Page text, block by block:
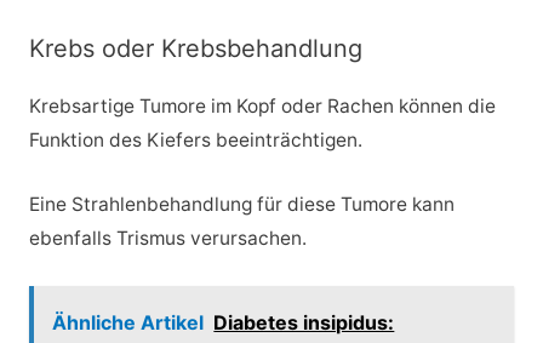
Krebs oder Krebsbehandlung
Krebsartige Tumore im Kopf oder Rachen können die
Funktion des Kiefers beeinträchtigen.
Eine Strahlenbehandlung für diese Tumore kann
ebenfalls Trismus verursachen.
Ähnliche Artikel Diabetes insipidus: